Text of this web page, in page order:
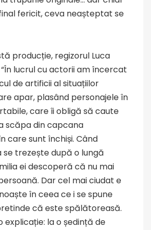
fericit, ceva neașteptat se
producție, regizorul Luca
“În lucrul cu actorii am încercat
de artificii al situațiilor
apar, plasând personajele în
care îi obligă să caute
scăpa din capcana
care sunt închiși. Când
se trezește după o lungă
ei descoperă că nu mai
Dar cel mai ciudat e
în ceea ce i se spune
că este spălătoreasă.
explicație: la o ședință de